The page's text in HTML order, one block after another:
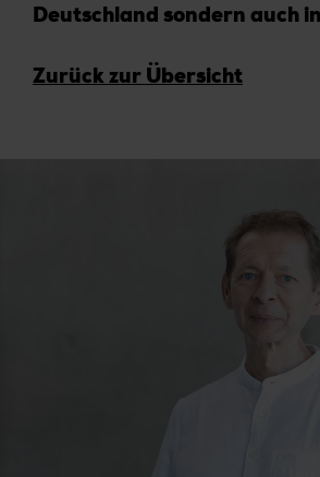
Deutschland sondern auch
Zurück zur Übersicht